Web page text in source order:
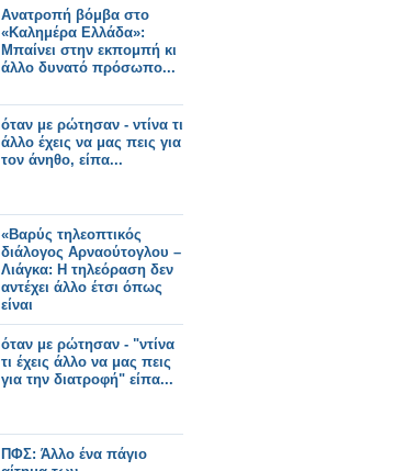
Ανατροπή βόμβα στο
«Καλημέρα Ελλάδα»:
Μπαίνει στην εκπομπή κι
άλλο δυνατό πρόσωπο...
όταν με ρώτησαν - ντίνα τι
άλλο έχεις να μας πεις για
τον άνηθο, είπα...
«Βαρύς τηλεοπτικός
διάλογος Αρναούτογλου –
Λιάγκα: Η τηλεόραση δεν
αντέχει άλλο έτσι όπως
είναι
όταν με ρώτησαν - "ντίνα
τι έχεις άλλο να μας πεις
για την διατροφή" είπα...
ΠΦΣ: Άλλο ένα πάγιο